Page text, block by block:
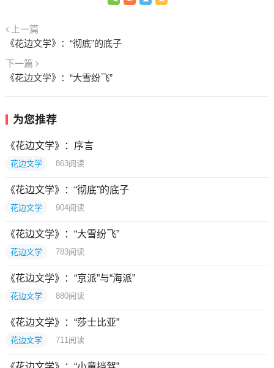
上一篇
《花边文学》：“彻底”的底子
下一篇
《花边文学》：“大雪纷飞”
为您推荐
《花边文学》：序言
花边文学 863阅读
《花边文学》：“彻底”的底子
花边文学 904阅读
《花边文学》：“大雪纷飞”
花边文学 783阅读
《花边文学》：“京派”与“海派”
花边文学 880阅读
《花边文学》：“莎士比亚”
花边文学 711 阅读